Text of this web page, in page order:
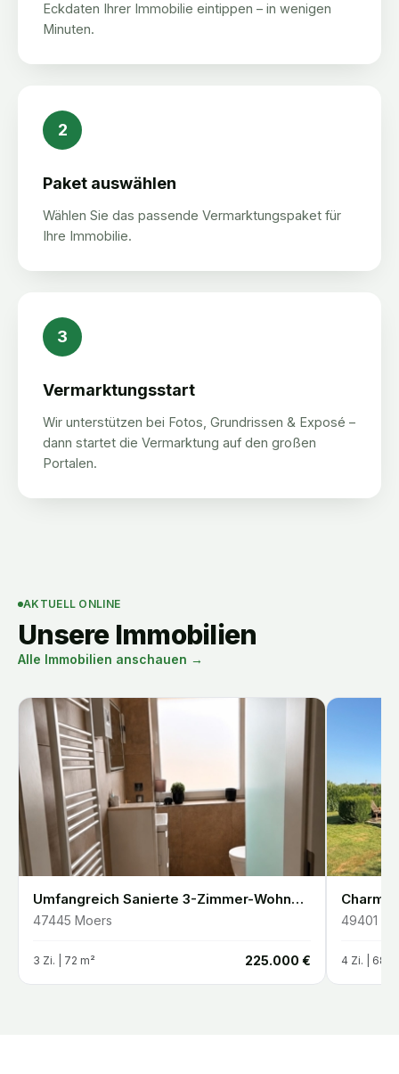
Eckdaten Ihrer Immobilie eintippen – in wenigen
Minuten.
2
Paket auswählen
Wählen Sie das passende Vermarktungspaket für
Ihre Immobilie.
3
Vermarktungsstart
Wir unterstützen bei Fotos, Grundrissen & Exposé –
dann startet die Vermarktung auf den großen
Portalen.
AKTUELL ONLINE
Unsere Immobilien
Alle Immobilien anschauen →
Umfangreich Sanierte 3-Zimmer-Wohnung mit Balkon und Klimaanlage in Moers Utfort
47445 Moers
3 Zi. | 72 m² 225.000 €
49401
4 Zi. | 68